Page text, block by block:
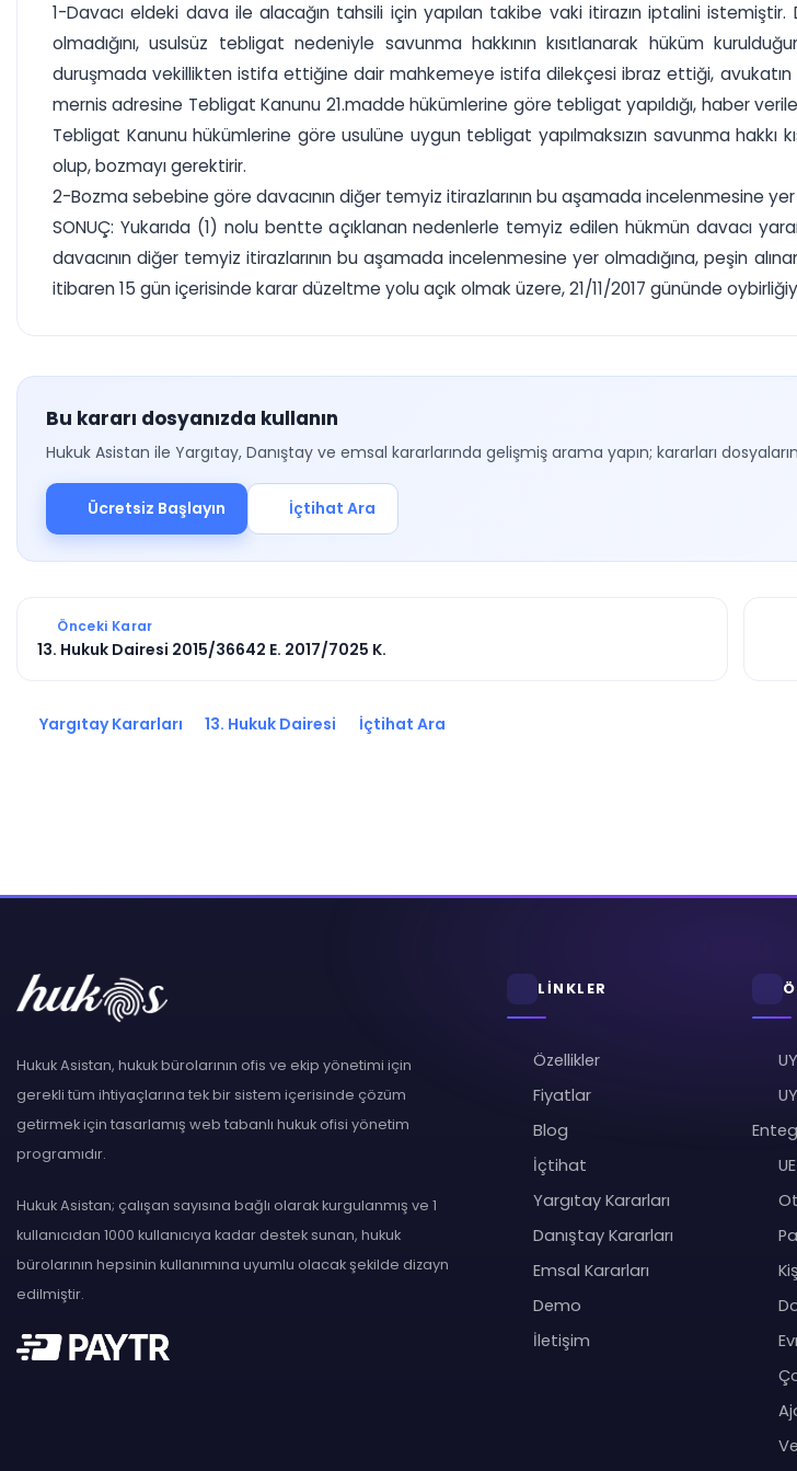
1-Davacı eldeki dava ile alacağın tahsili için yapılan takibe vaki itirazın iptalini
olmadığını, usulsüz tebligat nedeniyle savunma hakkının kısıtlanarak hüküm
duruşmada vekillikten istifa ettiğine dair mahkemeye istifa dilekçesi ibraz ettiği,
mernis adresine Tebligat Kanunu 21.madde hükümlerine göre tebligat yapıldığı, haber
Tebligat Kanunu hükümlerine göre usulüne uygun tebligat yapılmaksızın savunma
olup, bozmayı gerektirir.
2-Bozma sebebine göre davacının diğer temyiz itirazlarının bu aşamada incelenmesine yer
SONUÇ: Yukarıda (1) nolu bentte açıklanan nedenlerle temyiz edilen hükmün davacı
davacının diğer temyiz itirazlarının bu aşamada incelenmesine yer olmadığına, peşin
itibaren 15 gün içerisinde karar düzeltme yolu açık olmak üzere, 21/11/2017 gününde
Bu kararı dosyanızda kullanın
Hukuk Asistan ile Yargıtay, Danıştay ve emsal kararlarında gelişmiş arama yapın; kararları
Ücretsiz Başlayın İçtihat Ara
Önceki Karar
13. Hukuk Dairesi 2015/36642 E. 2017/7025 K.
Yargıtay Kararları 13. Hukuk Dairesi İçtihat Ara
Hukuk Asistan, hukuk bürolarının ofis ve ekip yönetimi için
gerekli tüm ihtiyaçlarına tek bir sistem içerisinde çözüm
getirmek için tasarlamış web tabanlı hukuk ofisi yönetim
programıdır.
Hukuk Asistan; çalışan sayısına bağlı olarak kurgulanmış ve 1
kullanıcıdan 1000 kullanıcıya kadar destek sunan, hukuk
bürolarının hepsinin kullanımına uyumlu olacak şekilde dizayn
edilmiştir.
LİNKLER
Özellikler
Fiyatlar
Blog
İçtihat
Yargıtay Kararları
Danıştay Kararları
Emsal Kararları
Demo
İletişim